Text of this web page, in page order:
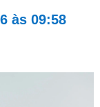
às 09:58